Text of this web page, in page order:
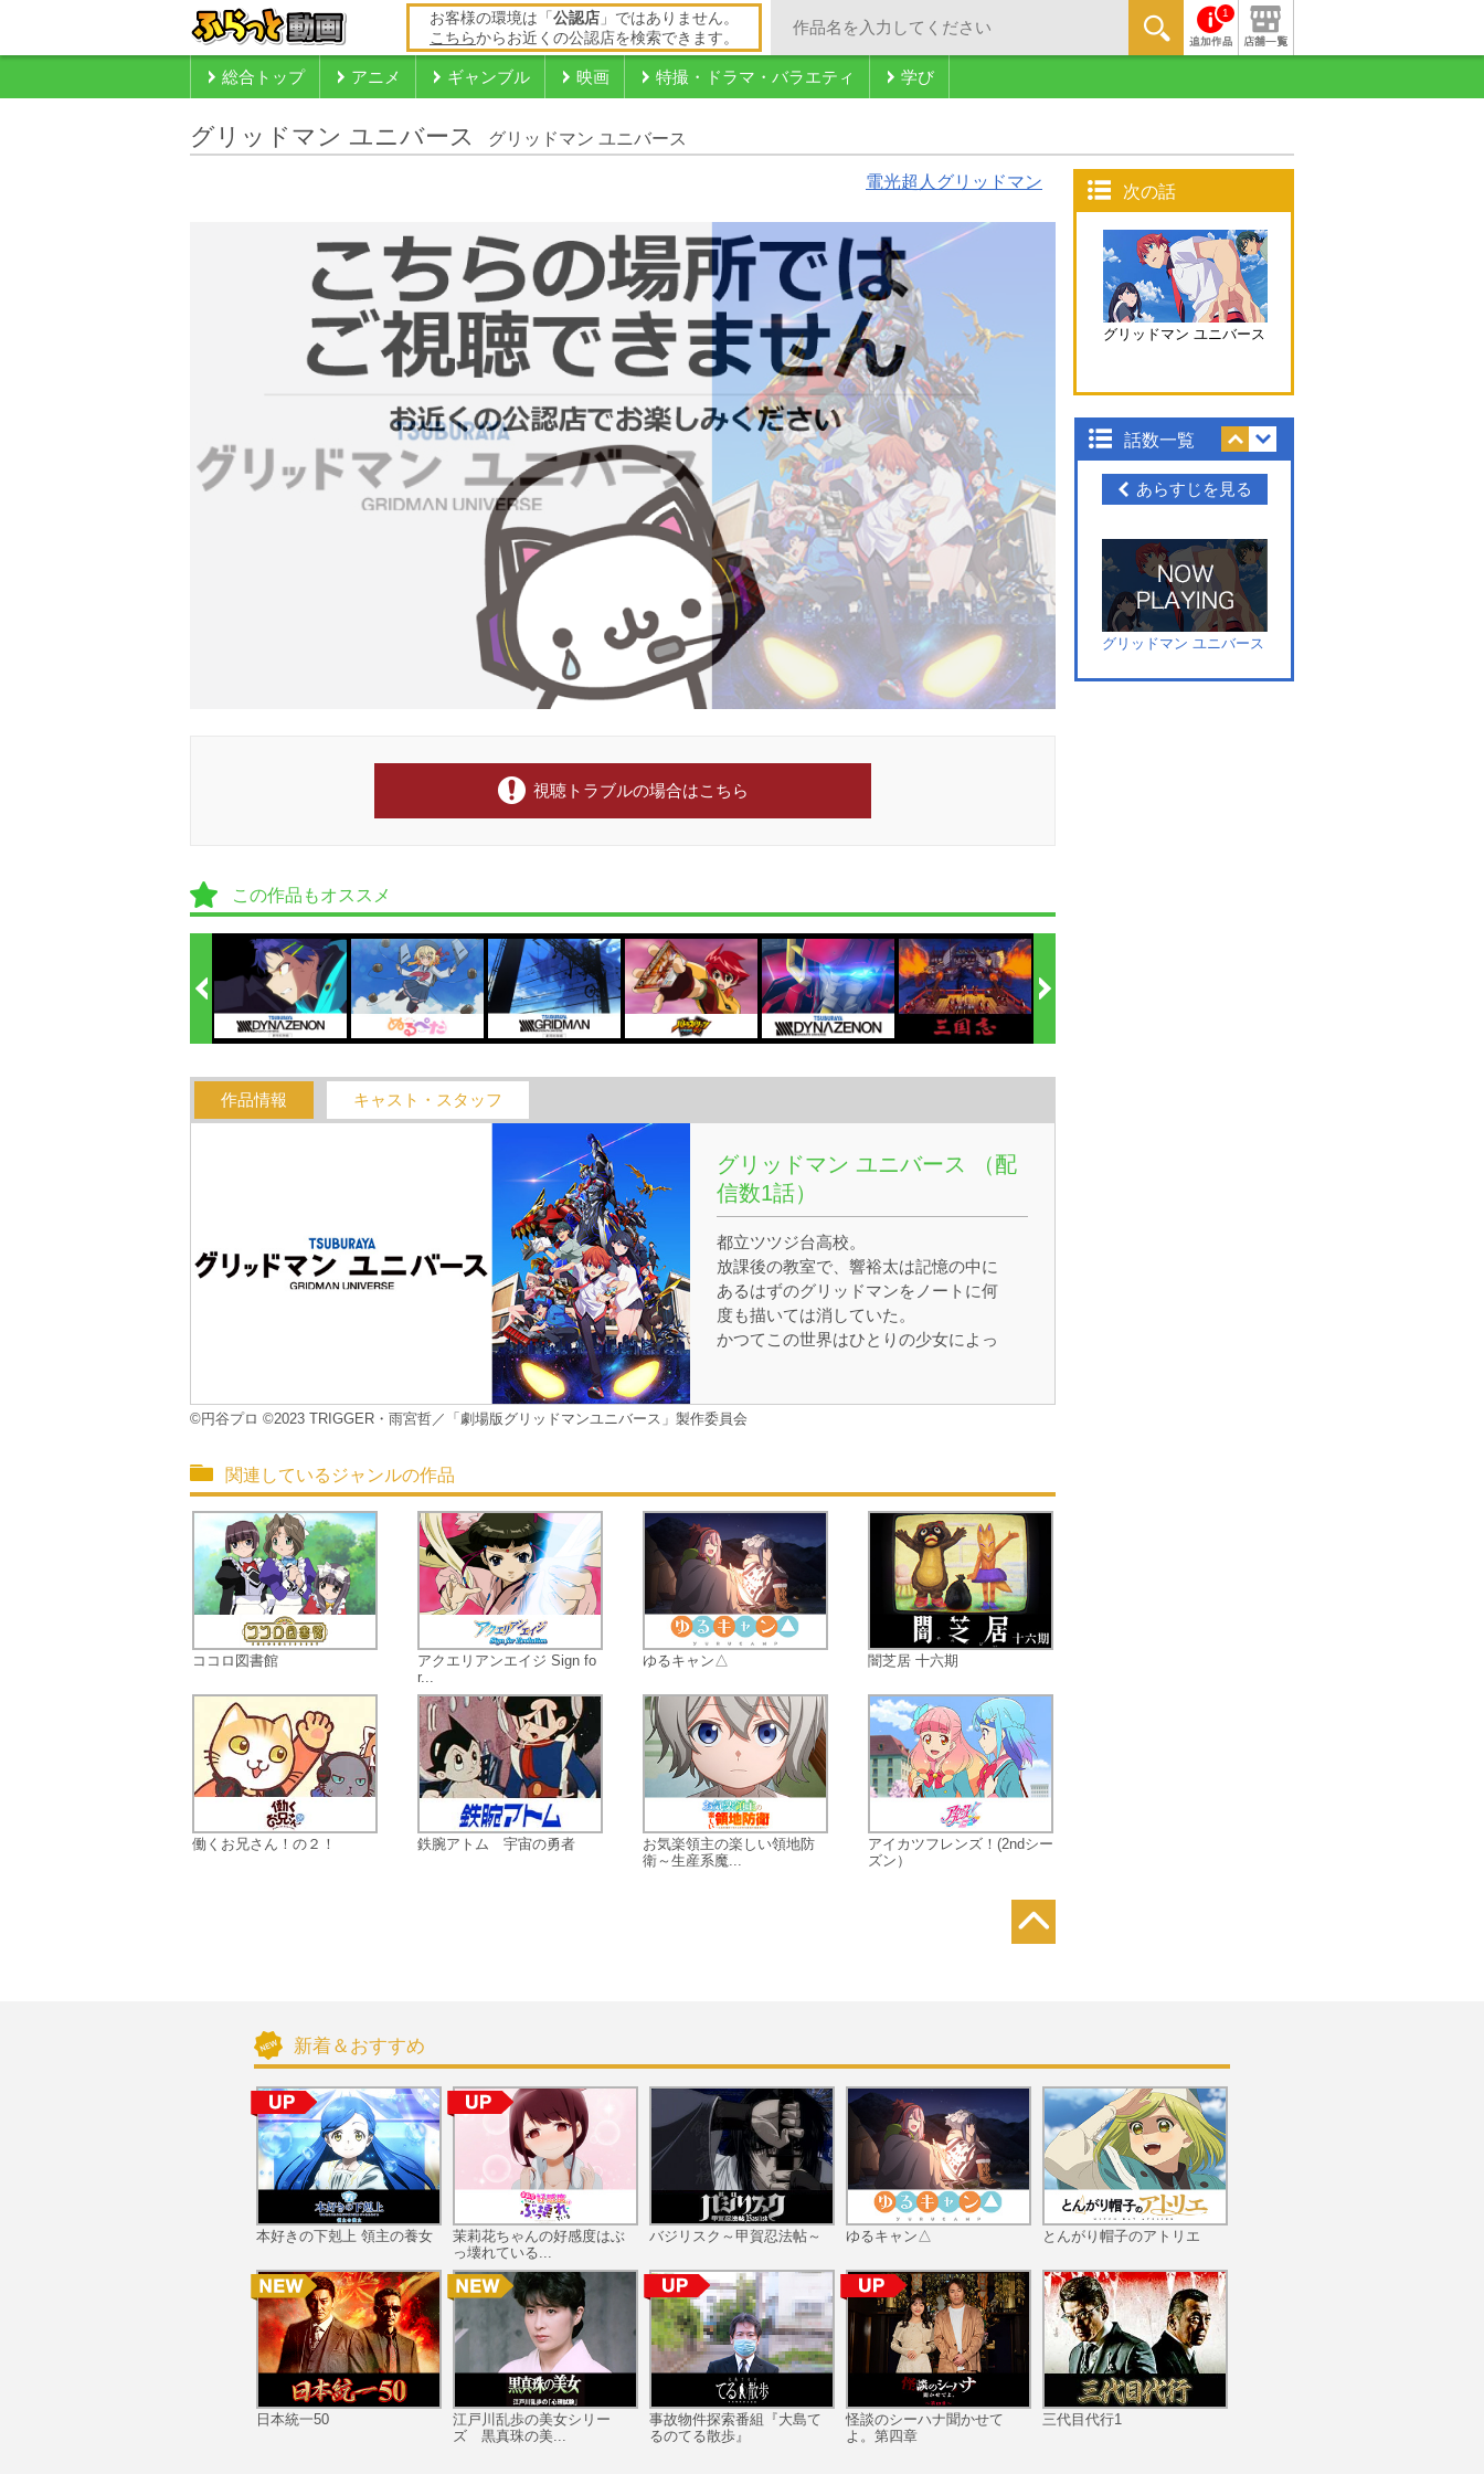
お客様の環境は「 公認店 」ではありません。
こちらからお近くの公認店を検索できます。
1
総合トップ アニメ ギャンブル 映画 特撮・ドラマ・バラエティ 学び
グリッドマン ユニバース グリッドマン ユニバース
電光超人グリッドマン
視聴トラブルの場合はこちら
この作品もオススメ
作品情報 キャスト・スタッフ
グリッドマン ユニバース （配
信数1話）
都立ツツジ台高校。
放課後の教室で、響裕太は記憶の中に
あるはずのグリッドマンをノートに何
度も描いては消していた。
かつてこの世界はひとりの少女によっ
らやってきたハイパーエージェント・
なった裕太は告白を決意する。
そんな平和になった世界で過ごす彼ら
の日常は、轟音と共に崩れ始めた。
裕太に訪れる危機の最中、突如現れる
グリッドマンは語りかける。
「この世界のバランスが崩れようとし
ている」
グリッドマンの協力者である新世紀中
学生、そして別世界の住人、麻中蓬た
ちも裕太の前に次々と現れる。
六花への想いを秘めたまま、裕太の非
日常が始まった。
©円谷プロ ©2023 TRIGGER・雨宮哲／「劇場版グリッドマンユニバース」製作委員会
関連しているジャンルの作品
ココロ図書館
働くお兄さん！の２！
アクエリアンエイジ Sign fo
r...
鉄腕アトム 宇宙の勇者
ゆるキャン△
お気楽領主の楽しい領地防
衛～生産系魔...
闇芝居 十六期
アイカツフレンズ！(2ndシー
ズン）
次の話
グリッドマン ユニバース
話数一覧
あらすじを見る
グリッドマン ユニバース
新着＆おすすめ
本好きの下剋上 領主の養女
日本統一50
茉莉花ちゃんの好感度はぶ
っ壊れている...
江戸川乱歩の美女シリー
ズ 黒真珠の美...
バジリスク～甲賀忍法帖～
事故物件探索番組『大島て
るのてる散歩』
ゆるキャン△
怪談のシーハナ聞かせて
よ。第四章
とんがり帽子のアトリエ
三代目代行1